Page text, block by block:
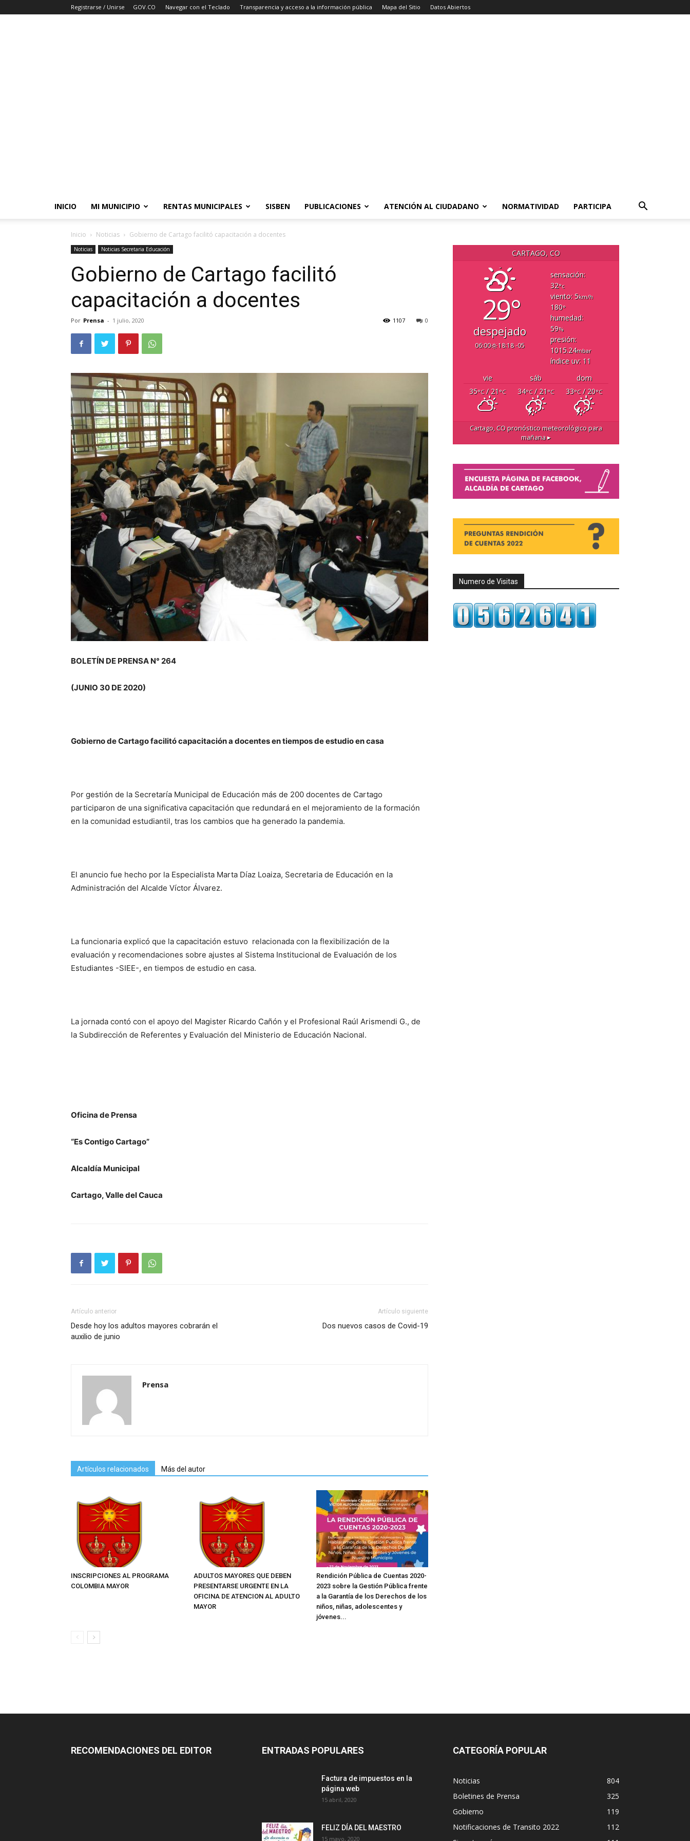
Registrarse / Unirse GOV.CO Navegar con el Teclado Transparencia y acceso a la información pública Mapa del Sitio Datos Abiertos
INICIO MI MUNICIPIO RENTAS MUNICIPALES SISBEN PUBLICACIONES ATENCIÓN AL CIUDADANO NORMATIVIDAD PARTICIPA
Inicio Noticias Gobierno de Cartago facilitó capacitación a docentes
Noticias Noticias Secretaria Educación
Gobierno de Cartago facilitó
capacitación a docentes
Por Prensa - 1 julio, 2020 0
1107
BOLETÍN DE PRENSA N° 264
(JUNIO 30 DE 2020)
Gobierno de Cartago facilitó capacitación a docentes en tiempos de estudio en casa
Por gestión de la Secretaría Municipal de Educación más de 200 docentes de Cartago
participaron de una significativa capacitación que redundará en el mejoramiento de la formación
en la comunidad estudiantil, tras los cambios que ha generado la pandemia.
El anuncio fue hecho por la Especialista Marta Díaz Loaiza, Secretaria de Educación en la
Administración del Alcalde Víctor Álvarez.
La funcionaria explicó que la capacitación estuvo relacionada con la flexibilización de la
evaluación y recomendaciones sobre ajustes al Sistema Institucional de Evaluación de los
Estudiantes -SIEE-, en tiempos de estudio en casa.
La jornada contó con el apoyo del Magister Ricardo Cañón y el Profesional Raúl Arismendi G., de
la Subdirección de Referentes y Evaluación del Ministerio de Educación Nacional.
Oficina de Prensa
“Es Contigo Cartago”
Alcaldía Municipal
Cartago, Valle del Cauca
Artículo anterior
Desde hoy los adultos mayores cobrarán el
auxilio de junio
Artículo siguiente
Dos nuevos casos de Covid-19
Prensa
Artículos relacionados Más del autor
INSCRIPCIONES AL PROGRAMA
COLOMBIA MAYOR
ADULTOS MAYORES QUE DEBEN
PRESENTARSE URGENTE EN LA
OFICINA DE ATENCION AL ADULTO
MAYOR
Rendición Pública de Cuentas 2020-
2023 sobre la Gestión Pública frente
a la Garantía de los Derechos de los
niños, niñas, adolescentes y
jóvenes...
CARTAGO, CO
29°
despejado
06:00 18:18 -05
sensación:
32°c
viento: 5km/h
180°
humedad:
59%
presión:
1015.24mbar
índice uv: 11
vie
sáb
dom
35°C/ 21 °C 34°C/ 21 °C 33°C/ 20°C
Cartago, COpronóstico meteorológico para
mañana ▸
Numero de Visitas
RECOMENDACIONES DEL EDITOR ENTRADAS POPULARES
Factura de impuestos en la
página web
15 abril, 2020
FELIZ DÍA DEL MAESTRO
15 mayo, 2020
CATEGORÍA POPULAR
Noticias
804
Boletines de Prensa
325
Gobierno
119
Notificaciones de Transito 2022
112